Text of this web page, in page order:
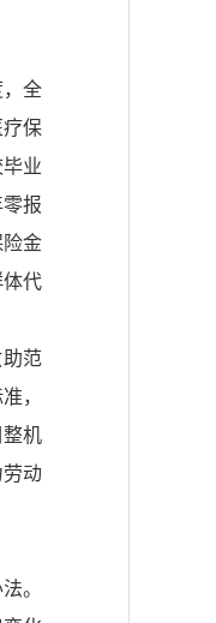
全
保
业
报
金
代
范
，
机
动
。